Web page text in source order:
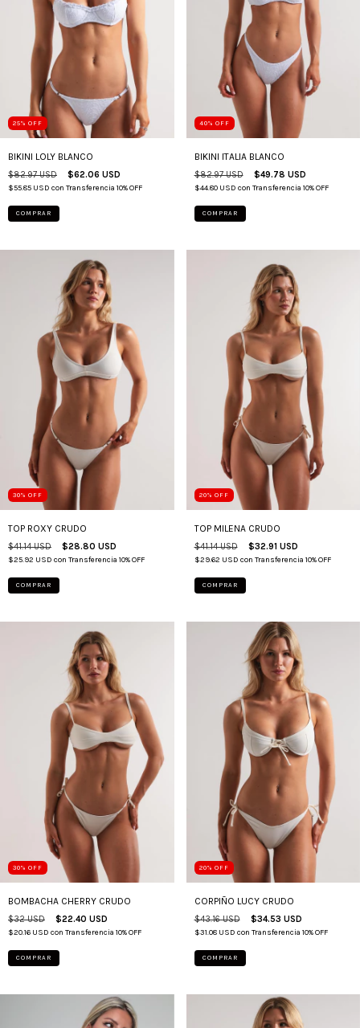
25% OFF
BIKINI LOLY BLANCO
$82.97 USD $62.06 USD
$55.85 USD con Transferencia 10% OFF
COMPRAR
40% OFF
BIKINI ITALIA BLANCO
$82.97 USD $49.78 USD
$44.80 USD con Transferencia 10% OFF
COMPRAR
30% OFF
TOP ROXY CRUDO
$41.14 USD $28.80 USD
$25.92 USD con Transferencia 10% OFF
COMPRAR
20% OFF
TOP MILENA CRUDO
$41.14 USD $32.91 USD
$29.62 USD con Transferencia 10% OFF
COMPRAR
30% OFF
BOMBACHA CHERRY CRUDO
$32 USD $22.40 USD
$20.16 USD con Transferencia 10% OFF
COMPRAR
20% OFF
CORPIÑO LUCY CRUDO
$43.16 USD $34.53 USD
$31.08 USD con Transferencia 10% OFF
COMPRAR